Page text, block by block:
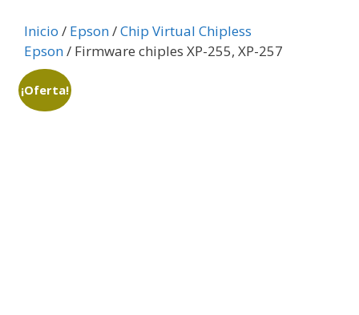
Inicio / Epson/Chip Virtual Chipless
Epson/ Firmware chiples XP-255, XP-257
¡Oferta!